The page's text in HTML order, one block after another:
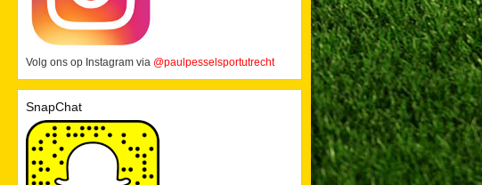
Volg ons op Instagram via @paulpesselsportutrecht
SnapChat